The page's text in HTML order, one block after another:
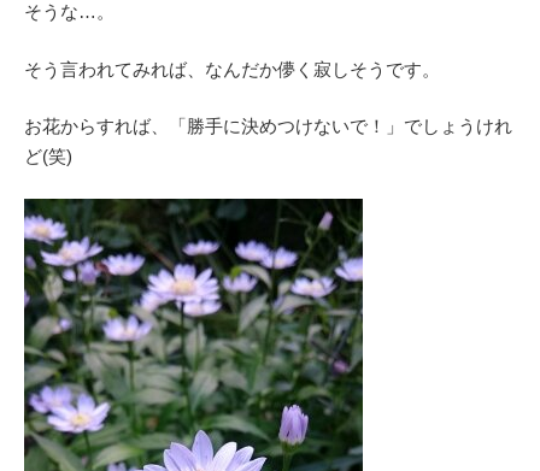
そうな…。
そう言われてみれば、なんだか儚く寂しそうです。
お花からすれば、「勝手に決めつけないで！」でしょうけれ
ど(笑)